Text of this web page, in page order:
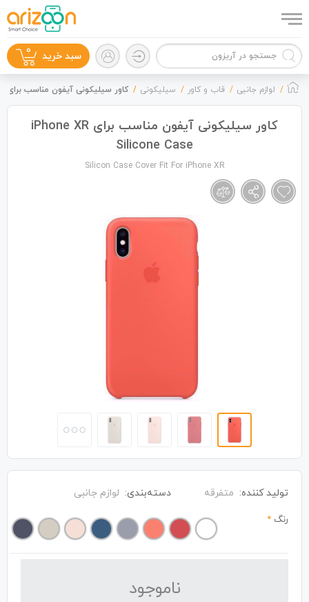
سبد خرید 0
لوازم جانبی قاب و کاور سیلیکونی کاور سیلیکونی آیفون مناسب برای iPhone XR Silicone Case
کاور سیلیکونی آیفون مناسب برای iPhone XR
Silicone Case
Silicon Case Cover Fit For iPhone XR
تولید کننده: متفرقه دسته‌بندی: لوازم جانبی
رنگ *
نا‌موجود